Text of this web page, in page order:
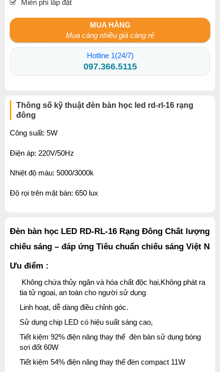
Miễn phí lắp đặt
MUA HÀNG
Mua càng nhiều giá càng rẻ
Hotline 1(24/7)
097.366.5115
Thông số kỹ thuật đèn bàn học led rd-rl-16 rạng
đông
Công suất: 5W
Điện áp: 220V/50Hz
Nhiệt độ màu: 5000/3000k
Độ rọi trên mặt bàn: 650 lux
Đèn bàn học LED RD-RL-16 Rạng Đông Chất lượng
chiếu sáng – đáp ứng Tiêu chuẩn chiếu sáng Việt
Ưu điểm :
Không chứa thủy ngân và hóa chất độc hại,Không phát ra
tia tử ngoại, an toàn cho người sử dụng
Linh hoạt, dễ dàng điều chỉnh góc.
Sử dụng chip LED có hiệu suất sáng cao,
Tiết kiệm 92% điện năng thay thế đèn bàn sử dụng bóng
sợi đốt 60W
Tiết kiệm 54% điện năng thay thế đèn compact 11W